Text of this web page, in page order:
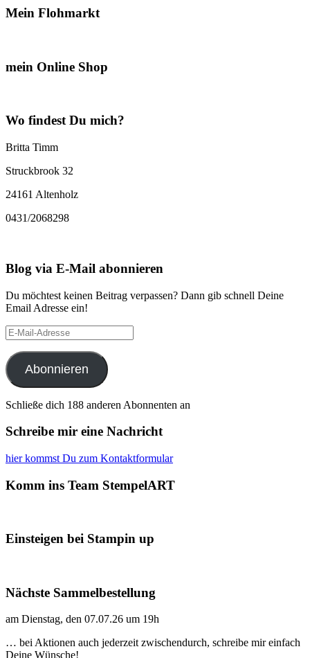
Mein Flohmarkt
mein Online Shop
Wo findest Du mich?
Britta Timm
Struckbrook 32
24161 Altenholz
0431/2068298
Blog via E-Mail abonnieren
Du möchtest keinen Beitrag verpassen? Dann gib schnell Deine
Email Adresse ein!
E-
Mail-
Adresse
Abonnieren
Schließe dich 188 anderen Abonnenten an
Schreibe mir eine Nachricht
hier kommst Du zum Kontaktformular
Komm ins Team StempelART
Einsteigen bei Stampin up
Nächste Sammelbestellung
am Dienstag, den 07.07.26 um 19h
… bei Aktionen auch jederzeit zwischendurch, schreibe mir einfach
Deine Wünsche!